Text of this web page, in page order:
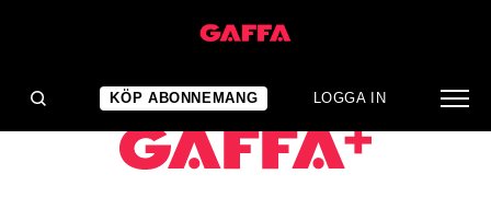
KÖP ABONNEMANG LOGGA IN